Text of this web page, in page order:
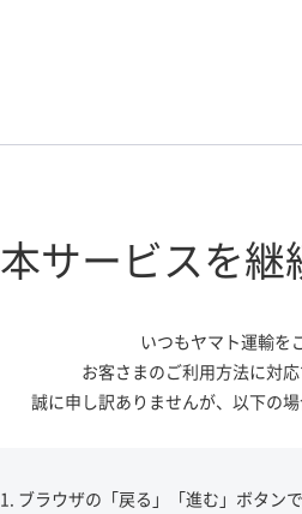
本サービスを継
いつもヤマト運輸を
お客さまのご利用方法に対
誠に申し訳ありませんが、 以下の
ブラウザの「戻る」「進む」ボタン